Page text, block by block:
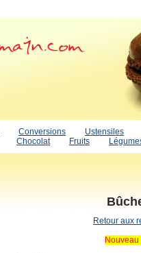
Conversions
Ustensiles
Chocolat Fruits
Retour aux